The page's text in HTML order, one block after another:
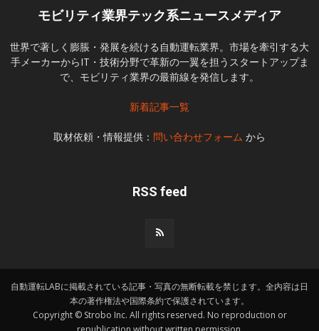
モビリティ業界テック系ニュースメディア
世界で著しく膨脹・発展を続ける自動運転業界。市場を牽引する大
手メーカーからIT・技術分野で革新の一翼を担うスタートアップま
で、モビリティ業界の最前線を発信します。
新着記事一覧
取材依頼・情報提供： 問い合わせフォーム から
RSS feed
自動運転LABに掲載されている記事・写真の無断転載を禁じます。全内容は日
本の著作権法や国際条約で保護されています。
Copyright © Strobo Inc. All rights reserved. No reproduction or